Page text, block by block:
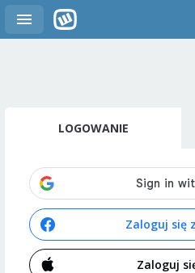
LOGOWANIE
Zaloguj się
Zaloguj